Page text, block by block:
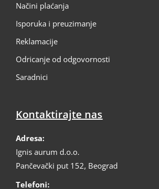
Načini plaćanja
Isporuka i preuzimanje
Reklamacije
Odricanje od odgovornosti
Saradnici
Kontaktirajte nas
Adresa:
Ignis aurum d.o.o.
Pančevački put 152, Beograd
Telefoni: